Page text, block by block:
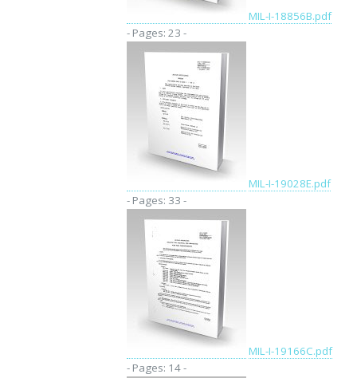
MIL-I-18856B.pdf
- Pages: 23 -
MIL-I-19028E.pdf
- Pages: 33 -
MIL-I-19166C.pdf
- Pages: 14 -